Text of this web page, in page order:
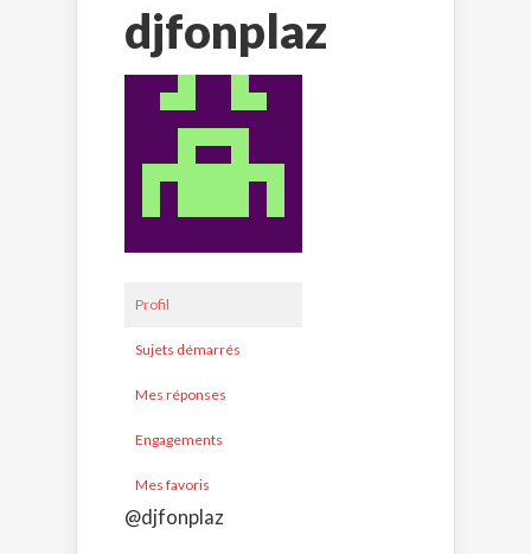
djfonplaz
Profil
Sujets démarrés
Mes réponses
Engagements
Mes favoris
@djfonplaz